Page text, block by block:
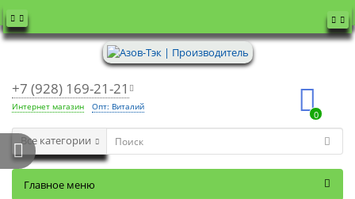
+7 (928) 169-21-21
Интернет магазин Опт: Виталий
0
Все категории
Главное меню